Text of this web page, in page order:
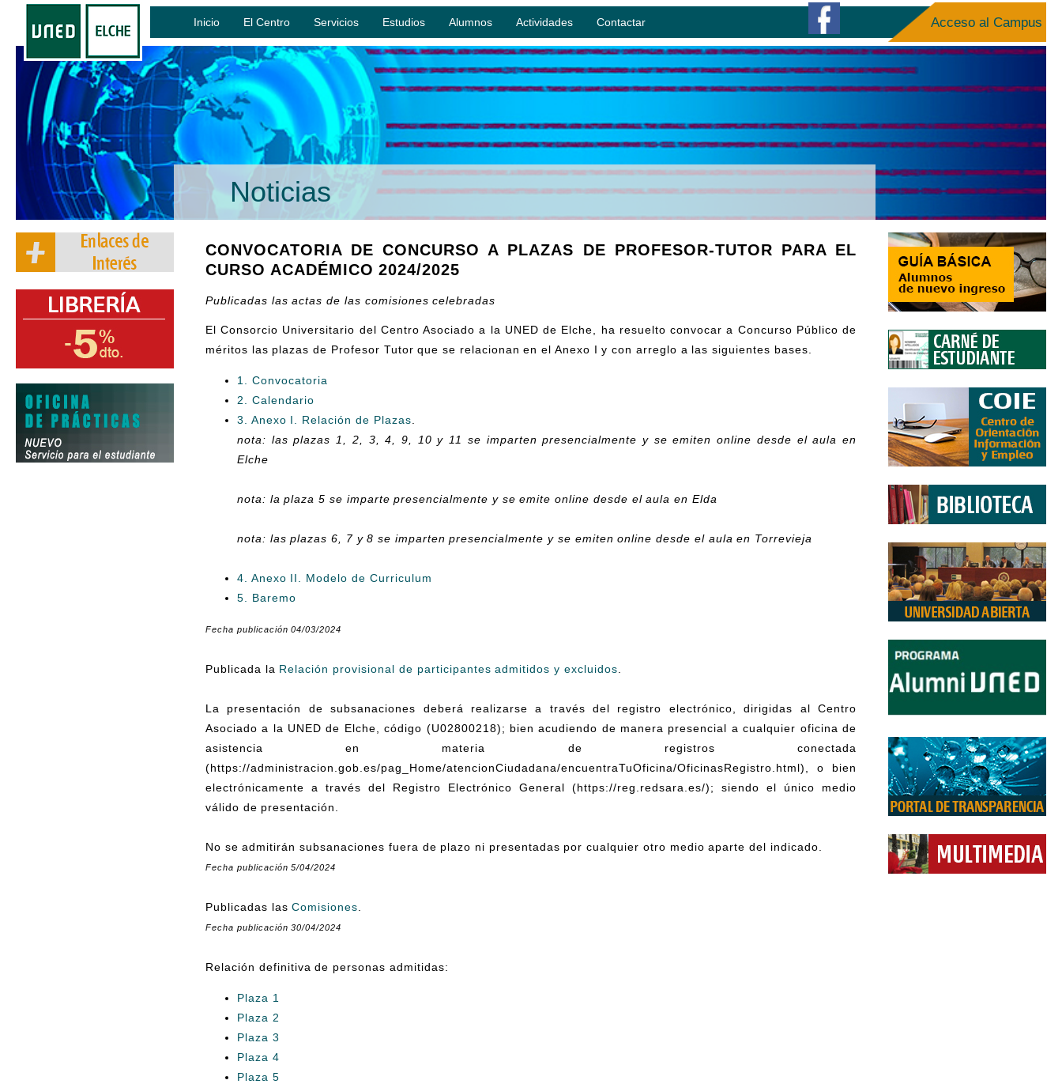
Inicio El Centro Servicios Estudios Alumnos Actividades Contactar Acceso al Campus
Noticias
CONVOCATORIA DE CONCURSO A PLAZAS DE PROFESOR-TUTOR PARA EL
CURSO ACADÉMICO 2024/2025
Publicadas las actas de las comisiones celebradas
El Consorcio Universitario del Centro Asociado a la UNED de Elche, ha resuelto convocar a Concurso Público de
méritos las plazas de Profesor Tutor que se relacionan en el Anexo I y con arreglo a las siguientes bases.
1. Convocatoria
2. Calendario
3. Anexo I. Relación de Plazas
nota: las plazas 1, 2, 3, 4, 9, 10 y 11 se imparten presencialmente y se emiten online desde el aula en
Elche
nota: la plaza 5 se imparte presencialmente y se emite online desde el aula en Elda
nota: las plazas 6, 7 y 8 se imparten presencialmente y se emiten online desde el aula en Torrevieja
4. Anexo II. Modelo de Curriculum
5. Baremo
Fecha publicación 04/03/2024
Publicada la Relación provisional de participantes admitidos y excluidos
La presentación de subsanaciones deberá realizarse a través del registro electrónico, dirigidas al Centro
Asociado a la UNED de Elche, código (U02800218); bien acudiendo de manera presencial a cualquier oficina de
asistencia en materia de registros conectada
(https://administracion.gob.es/pag_Home/atencionCiudadana/encuentraTuOficina/OficinasRegistro.html), o bien
electrónicamente a través del Registro Electrónico General (https://reg.redsara.es/); siendo el único medio
válido de presentación.
No se admitirán subsanaciones fuera de plazo ni presentadas por cualquier otro medio aparte del indicado.
Fecha publicación 5/04/2024
Publicadas lasComisiones
Fecha publicación 30/04/2024
Relación definitiva de personas admitidas:
Plaza 1
Plaza 2
Plaza 3
Plaza 4
Plaza 5